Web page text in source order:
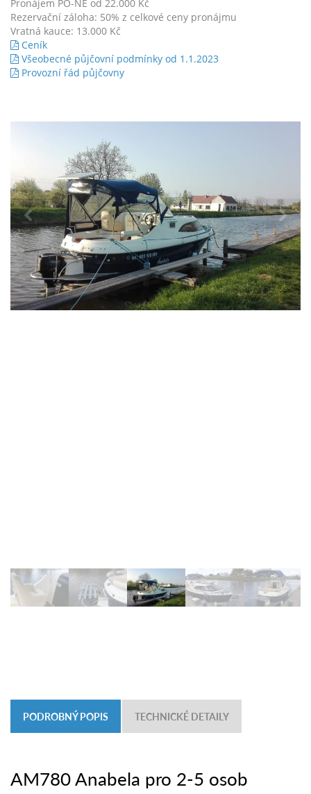
Pronájem PO-NE od 22.000 Kč
Rezervační záloha: 50% z celkové ceny pronájmu
Vratná kauce: 13.000 Kč
Ceník
Všeobecné půjčovní podmínky od 1.1.2023
Provozní řád půjčovny
PODROBNÝ POPIS TECHNICKÉ DETAILY
AM780 Anabela pro 2-5 osob